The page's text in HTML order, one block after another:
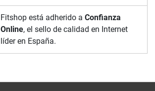
Fitshop está adherido a Confianza
Online, el sello de calidad en Internet
líder en España.